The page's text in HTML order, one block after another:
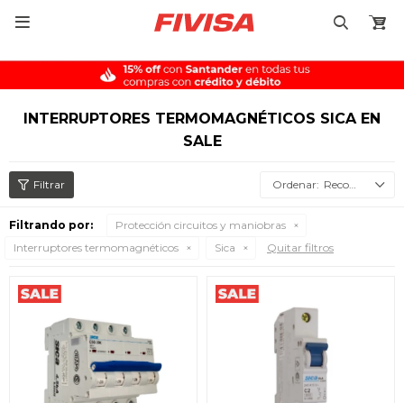

INTERRUPTORES TERMOMAGNÉTICOS SICA EN
SALE
Recomendados
Filtrando por:
Protección circuitos y maniobras
Interruptores termomagnéticos
Sica Quitar filtros